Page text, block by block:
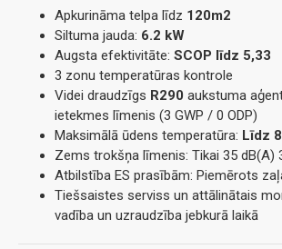
Apkurināma telpa līdz 120m2
Siltuma jauda: 6.2 kW
Augsta efektivitāte: SCOP līdz 5,33
3 zonu temperatūras kontrole
Videi draudzīgs R290 aukstuma
ietekmes līmenis (3 GWP / 0 ODP)
Maksimālā ūdens temperatūra: Līdz
Zems trokšņa līmenis: Tikai 35 dB(A)
Atbilstība ES prasībām: Piemērots
Tiešsaistes serviss un attālinātais
vadība un uzraudzība jebkurā laikā